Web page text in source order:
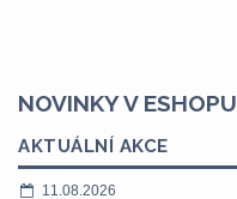
NOVINKY V ESHOPU
AKTUÁLNÍ AKCE
11.08.2026